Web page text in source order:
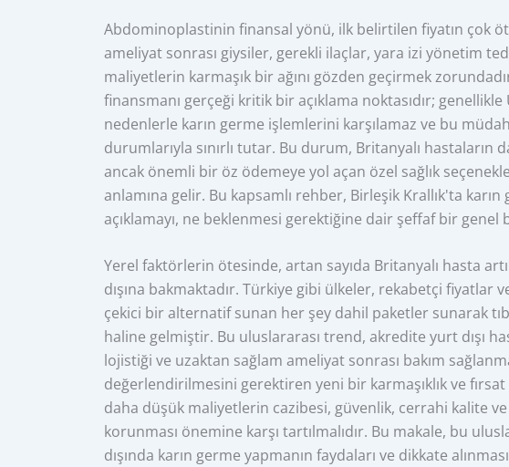
Abdominoplastinin finansal yönü, ilk belirtilen fiyatın çok
ameliyat sonrası giysiler, gerekli ilaçlar, yara izi yönetim
maliyetlerin karmaşık bir ağını gözden geçirmek
finansmanı gerçeği kritik bir açıklama noktasıdır;
nedenlerle karın germe işlemlerini karşılamaz ve bu
durumlarıyla sınırlı tutar. Bu durum, Britanyalı hastaların
ancak önemli bir öz ödemeye yol açan özel sağlık
anlamına gelir. Bu kapsamlı rehber, Birleşik Krallık'ta
açıklamayı, ne beklenmesi gerektiğine dair şeffaf bir genel
Yerel faktörlerin ötesinde, artan sayıda Britanyalı hasta
dışına bakmaktadır. Türkiye gibi ülkeler, rekabetçi fiyatlar
çekici bir alternatif sunan her şey dahil paketler sunarak
haline gelmiştir. Bu uluslararası trend, akredite yurt dışı
lojistiği ve uzaktan sağlam ameliyat sonrası bakım
değerlendirilmesini gerektiren yeni bir karmaşıklık ve
daha düşük maliyetlerin cazibesi, güvenlik, cerrahi kalite ve
korunması önemine karşı tartılmalıdır. Bu makale, bu
dışında karın germe yapmanın faydaları ve dikkate